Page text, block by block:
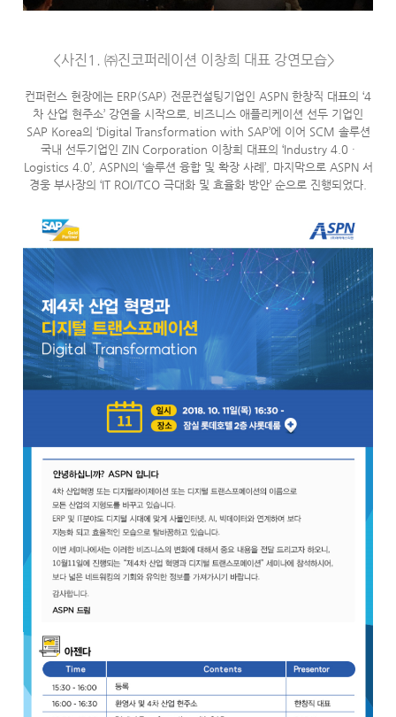
<사진1. ㈜진코퍼레이션 이창희 대표 강연모습>
컨퍼런스 현장에는 ERP(SAP) 전문컨설팅기업인 ASPN 한창직 대표의 ‘4
차 산업 현주소’ 강연을 시작으로, 비즈니스 애플리케이션 선두 기업인
SAP Korea의 ‘Digital Transformation with SAP’에 이어 SCM 솔루션
국내 선두기업인 ZIN Corporation 이창희 대표의 ‘Industry 4.0 ·
Logistics 4.0’, ASPN의 ‘솔루션 융합 및 확장 사례’, 마지막으로 ASPN 서
경웅 부사장의 ‘IT ROI/TCO 극대화 및 효율화 방안’ 순으로 진행되었다.